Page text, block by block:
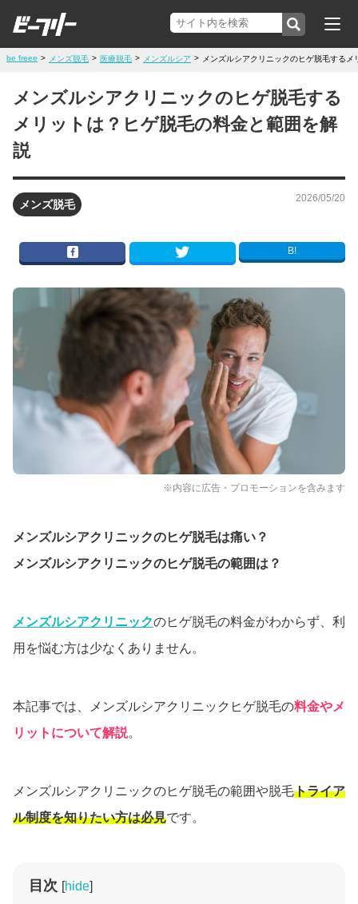
be freee > メンズ脱毛 > 医療脱毛 > メンズルシア > メンズルシアクリニックのヒゲ脱毛する
メンズルシアクリニックのヒゲ脱毛する
メリットは？ヒゲ脱毛の料金と範囲を解
説
メンズ脱毛 2026/05/20
B!
※内容に広告・プロモーションを含みます
メンズルシアクリニックのヒゲ脱毛は痛い？
メンズルシアクリニックのヒゲ脱毛の範囲は？
メンズルシアクリニックのヒゲ脱毛の料金がわからず、利
用を悩む方は少なくありません。
本記事では、メンズルシアクリニックヒゲ脱毛の料金やメ
リットについて解説。
メンズルシアクリニックのヒゲ脱毛の範囲や脱毛トライア
ル制度を知りたい方は必見です。
目次 [hide]